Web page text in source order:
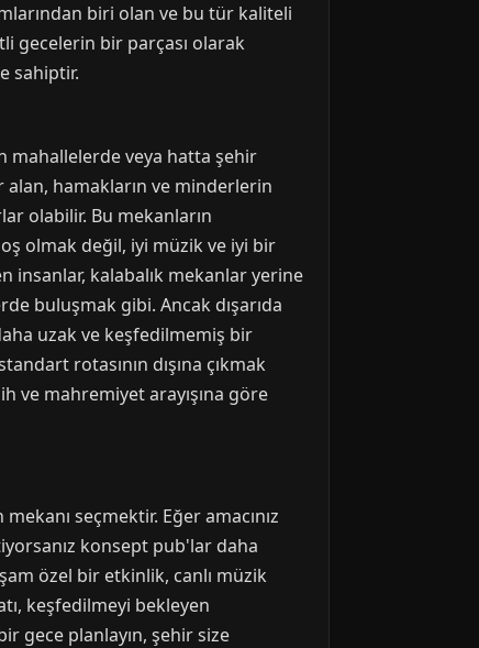
biri olan ve bu tür kaliteli
gecelerin bir parçası olarak
sahiptir.
mahallelerde veya hatta şehir
hamakların ve minderlerin
olabilir. Bu mekanların
olmak değil, iyi müzik ve iyi bir
insanlar, kalabalık mekanlar yerine
buluşmak gibi. Ancak dışarıda
uzak ve keşfedilmemiş bir
rotasının dışına çıkmak
ve mahremiyet arayışına göre
seçmektir. Eğer amacınız
konsept pub'lar daha
özel bir etkinlik, canlı müzik
keşfedilmeyi bekleyen
gece planlayın, şehir size